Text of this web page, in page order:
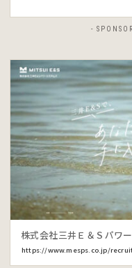
-
株式会社三井Ｅ＆Ｓパワ
https://www.mesps.co.jp/